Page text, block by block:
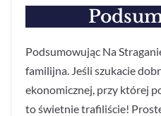
Podsumowując Na
familijna. Jeśli szukacie
ekonomicznej, przy której
to świetnie trafiliście!